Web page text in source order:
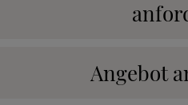
Angebot